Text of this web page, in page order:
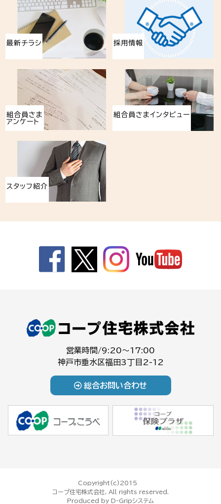
最新チラシ 採用情報
組合員さま
アンケート
組合員さまインタビュー
スタッフ紹介
営業時間/9:20～17:00
神戸市垂水区福田3丁目2-12
総合お問い合わせ
Copyright(c)2015
コープ住宅株式会社, All rights reserved.
Produced by D-Gripシステム